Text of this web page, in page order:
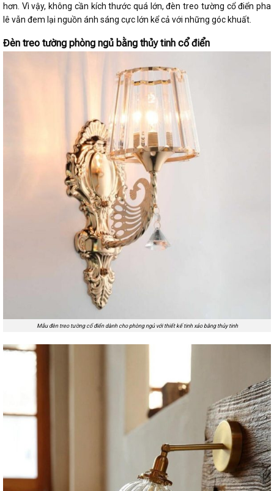
hơn. Vì vậy, không cần kích thước quá lớn, đèn treo tường cổ điển pha
lê vẫn đem lại nguồn ánh sáng cực lớn kể cả với những góc khuất.
Đèn treo tường phòng ngủ bằng thủy tinh cổ điển
Mẫu đèn treo tường cổ điển dành cho phòng ngủ với thiết kế tinh xảo bằng thủy tinh